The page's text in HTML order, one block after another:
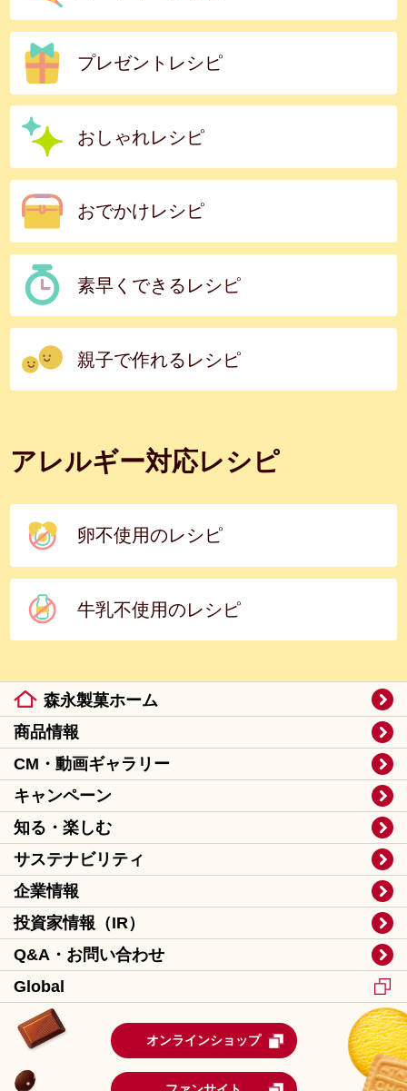
プレゼントレシピ
おしゃれレシピ
おでかけレシピ
素早くできるレシピ
親子で作れるレシピ
アレルギー対応レシピ
卵不使用のレシピ
牛乳不使用のレシピ
森永製菓ホーム
商品情報
CM・動画ギャラリー
キャンペーン
知る・楽しむ
サステナビリティ
企業情報
投資家情報（IR）
Q&A・お問い合わせ
Global
オンラインショップ